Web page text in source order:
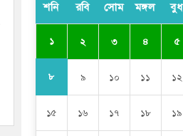
শনি রবি সোম মঙ্গল বুধ
১ ২ ৩ ৪ ৫
৮ ৯ ১০ ১১ ১২
১৫ ১৬ ১৭ ১৮ ১৯